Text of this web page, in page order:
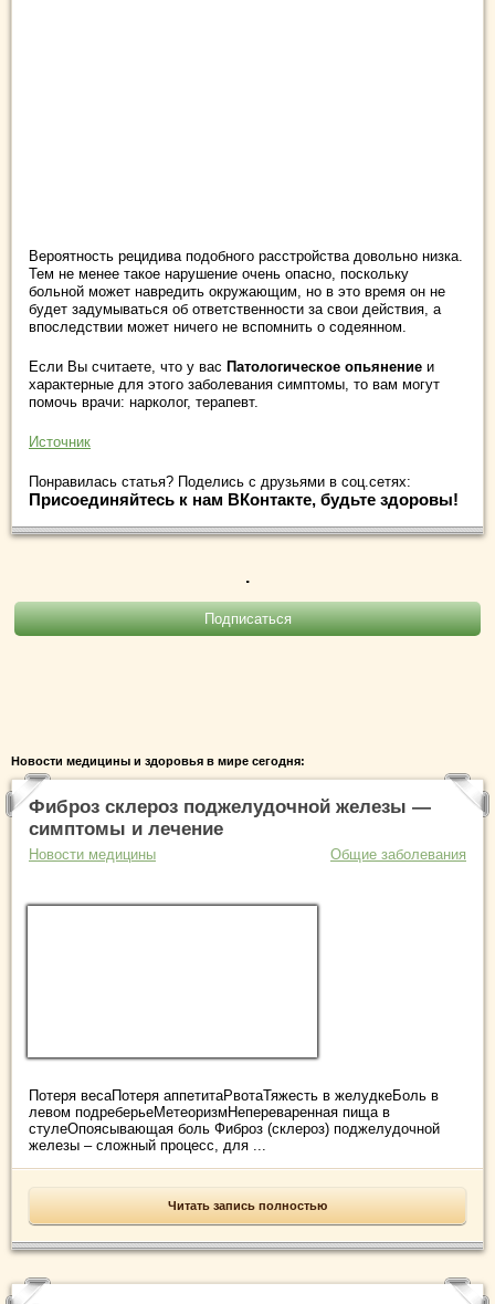
Вероятность рецидива подобного расстройства довольно низка.
Тем не менее такое нарушение очень опасно, поскольку
больной может навредить окружающим, но в это время он не
будет задумываться об ответственности за свои действия, а
впоследствии может ничего не вспомнить о содеянном.
Если Вы считаете, что у вас Патологическое опьянение и
характерные для этого заболевания симптомы, то вам могут
помочь врачи: нарколог, терапевт.
Источник
Понравилась статья? Поделись с друзьями в соц.сетях:
Присоединяйтесь к нам ВКонтакте, будьте здоровы!
.
Новости медицины и здоровья в мире сегодня:
Фиброз склероз поджелудочной железы —
симптомы и лечение
Новости медицины Общие заболевания
Потеря весаПотеря аппетитаРвотаТяжесть в желудкеБоль в
левом подреберьеМетеоризмНепереваренная пища в
стулеОпоясывающая боль Фиброз (склероз) поджелудочной
железы – сложный процесс, для ...
Читать запись полностью